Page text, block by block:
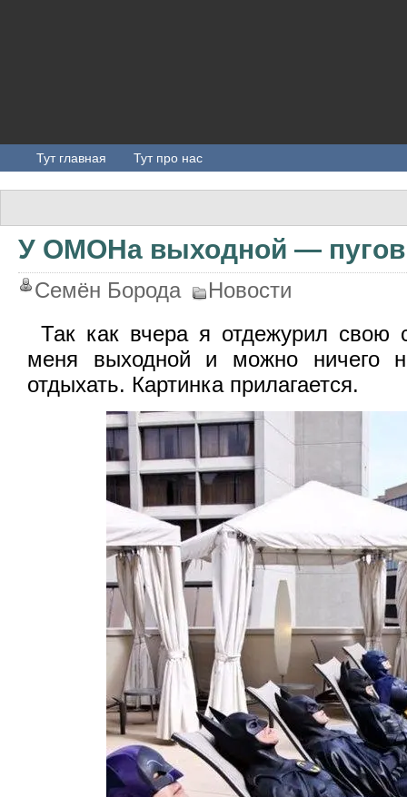
Тут главная Тут про нас
У ОМОНа выходной —
Семён Борода
Новости
Так как вчера я отдежурил свою
меня выходной и можно ничего
отдыхать. Картинка прилагается.